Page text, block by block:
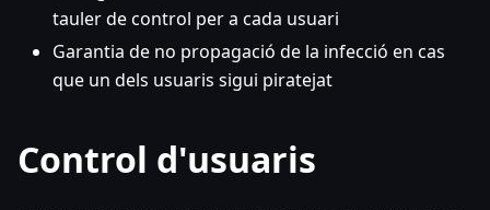
tauler de control per a cada usuari
Garantia de no propagació de la infecció en cas
que un dels usuaris sigui piratejat
Control d'usuaris